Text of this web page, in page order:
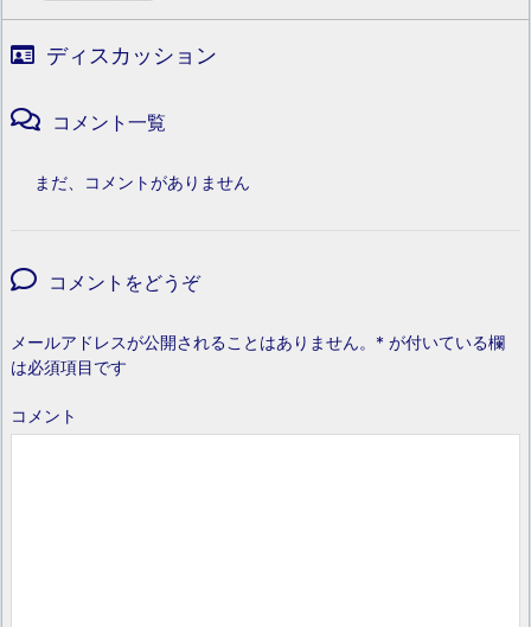
ディスカッション
コメント一覧
まだ、コメントがありません
コメントをどうぞ
メールアドレスが公開されることはありません。 * が付いている欄
は必須項目です
コメント